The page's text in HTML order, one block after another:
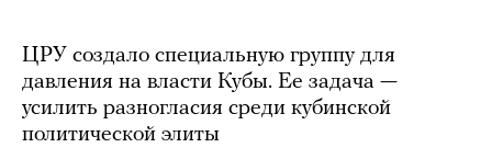
ЦРУ создало специальную группу для
давления на власти Кубы. Ее задача —
усилить разногласия среди кубинской
политической элиты